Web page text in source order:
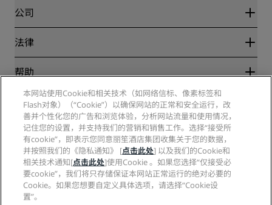
Blog
目的地
丽笙酒店集团APP
体育认证酒店
家庭友好型酒店
健康与安全
合作伙伴
公司
丽笙酒店集团
工作机会 RHG
工作机会 PPHE
工作机会 EHL
The Club by RHG
发展机会
责任经营
采购
法律
隐私中心
丽赏会条款和条件
网站使用协议
数字无障碍
现代奴隶制声明
帮助
消费者警示
联系方式
常见问题
网站地图
社交媒体
丽笙酒店集团品牌
本网站使用Cookie和相关技术（如网络信标、像素标签和
Flash对象）（“Cookie”）以确保网站的正常和安全运行，改
善并个性化您的广告和浏览体验，分析网站流量和使用情况，
记住您的设置，并支持我们的营销和销售工作。选择“接受所
有cookie”，即表示您同意丽笙酒店集团收集关于您的数据，
并按照我们的《隐私通知》 [点击此处] 以及我们的Cookie和
相关技术通知[点击此处]使用Cookie 。如果您选择“仅接受必
要cookie”，我们将只存储保证本网站正常运行的绝对必要的
Cookie。如果您想要自定义具体选项，请选择“Cookie设
置”。